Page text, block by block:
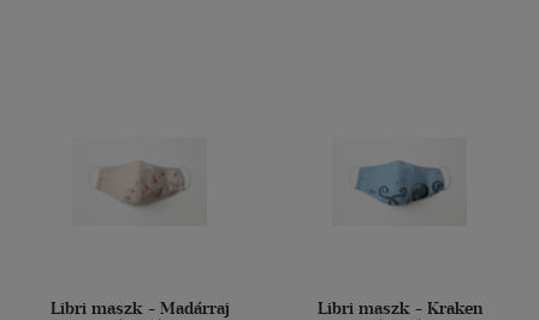
Libri maszk - Madárraj
Libri maszk - Kraken